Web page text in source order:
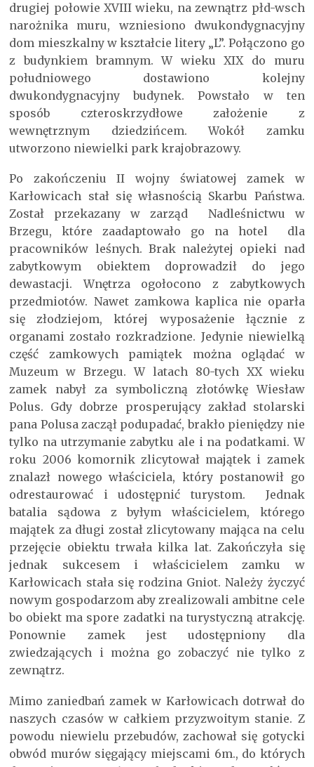
drugiej połowie XVIII wieku, na zewnątrz płd-wsch
narożnika muru, wzniesiono dwukondygnacyjny
dom mieszkalny w kształcie litery „L”. Połączono go
z budynkiem bramnym. W wieku XIX do muru
południowego dostawiono kolejny
dwukondygnacyjny budynek. Powstało w ten
sposób czteroskrzydłowe założenie z
wewnętrznym dziedzińcem. Wokół zamku
utworzono niewielki park krajobrazowy.
Po zakończeniu II wojny światowej zamek w
Karłowicach stał się własnością Skarbu Państwa.
Został przekazany w zarząd Nadleśnictwu w
Brzegu, które zaadaptowało go na hotel dla
pracowników leśnych. Brak należytej opieki nad
zabytkowym obiektem doprowadził do jego
dewastacji. Wnętrza ogołocono z zabytkowych
przedmiotów. Nawet zamkowa kaplica nie oparła
się złodziejom, której wyposażenie łącznie z
organami zostało rozkradzione. Jedynie niewielką
część zamkowych pamiątek można oglądać w
Muzeum w Brzegu. W latach 80-tych XX wieku
zamek nabył za symboliczną złotówkę Wiesław
Polus. Gdy dobrze prosperujący zakład stolarski
pana Polusa zaczął podupadać, brakło pieniędzy nie
tylko na utrzymanie zabytku ale i na podatkami. W
roku 2006 komornik zlicytował majątek i zamek
znalazł nowego właściciela, który postanowił go
odrestaurować i udostępnić turystom. Jednak
batalia sądowa z byłym właścicielem, którego
majątek za długi został zlicytowany mająca na celu
przejęcie obiektu trwała kilka lat. Zakończyła się
jednak sukcesem i właścicielem zamku w
Karłowicach stała się rodzina Gniot. Należy życzyć
nowym gospodarzom aby zrealizowali ambitne cele
bo obiekt ma spore zadatki na turystyczną atrakcję.
Ponownie zamek jest udostępniony dla
zwiedzających i można go zobaczyć nie tylko z
zewnątrz.
Mimo zaniedbań zamek w Karłowicach dotrwał do
naszych czasów w całkiem przyzwoitym stanie. Z
powodu niewielu przebudów, zachował się gotycki
obwód murów sięgający miejscami 6m., do których